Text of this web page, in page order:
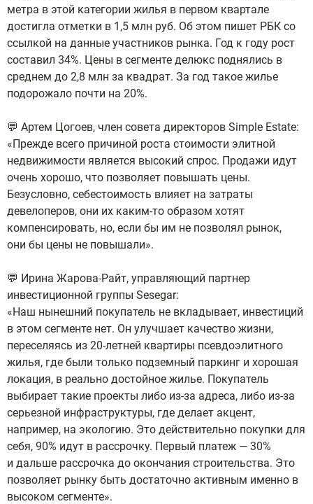
метра в этой категории жилья в первом квартале
достигла отметки в 1,5 млн руб. Об этом пишет РБК со
ссылкой на данные участников рынка. Год к году рост
составил 34%. Цены в сегменте делюкс поднялись в
среднем до 2,8 млн за квадрат. За год такое жилье
подорожало почти на 20%.
💬 Артем Цогоев, член совета директоров Simple Estate:
«Прежде всего причиной роста стоимости элитной
недвижимости является высокий спрос. Продажи идут
очень хорошо, что позволяет повышать цены.
Безусловно, себестоимость влияет на затраты
девелоперов, они их каким-то образом хотят
компенсировать, но, если бы им не позволял рынок,
они бы цены не повышали».
💬 Ирина Жарова-Райт, управляющий партнер
инвестиционной группы Sesegar:
«Наш нынешний покупатель не вкладывает, инвестиций
в этом сегменте нет. Он улучшает качество жизни,
переселяясь из 20-летней квартиры псевдоэлитного
жилья, где были только подземный паркинг и хорошая
локация, в реально достойное жилье. Покупатель
выбирает такие проекты либо из-за адреса, либо из-за
серьезной инфраструктуры, где делает акцент,
например, на экологию. Это действительно покупки для
себя, 90% идут в рассрочку. Первый платеж — 30%
и дальше рассрочка до окончания строительства. Это
позволяет рынку быть достаточно активным именно в
высоком сегменте».